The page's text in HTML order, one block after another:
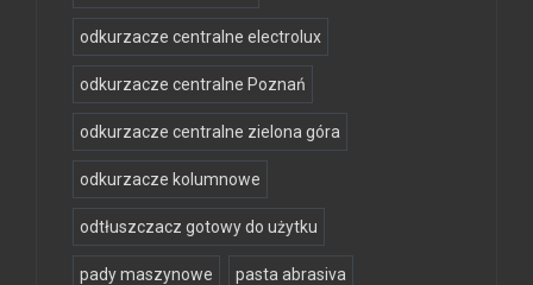
odkurzacze centralne electrolux
odkurzacze centralne Poznań
odkurzacze centralne zielona góra
odkurzacze kolumnowe
odtłuszczacz gotowy do użytku
pady maszynowe pasta abrasiva